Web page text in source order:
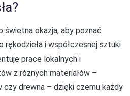
świetna okazja, aby poznać
rękodzieła i współczesnej sztuki
prace lokalnych i
z różnych materiałów –
czy drewna – dzięki czemu każdy